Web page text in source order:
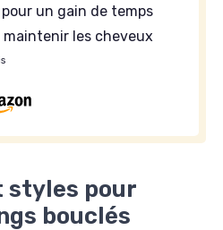
pour un gain de temps
maintenir les cheveux
styles pour
bouclés